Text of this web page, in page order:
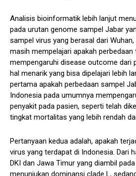
Analisis bioinformatik lebih lanjut
pada urutan genome sampel Jabar
sampel virus yang berasal dari
masih mempelajari apakah
mempengaruhi disease outcome dari
hal menarik yang bisa dipelajari lebih
pertama apakah perbedaan sampel
Indonesia pada umumnya
penyakit pada pasien, seperti telah
tingkat mortalitas yang lebih rendah
Pertanyaan kedua adalah, apakah
virus yang terdapat di Indonesia. Dari
DKI dan Jawa Timur yang diambil
menunjukan dominansi clade L,